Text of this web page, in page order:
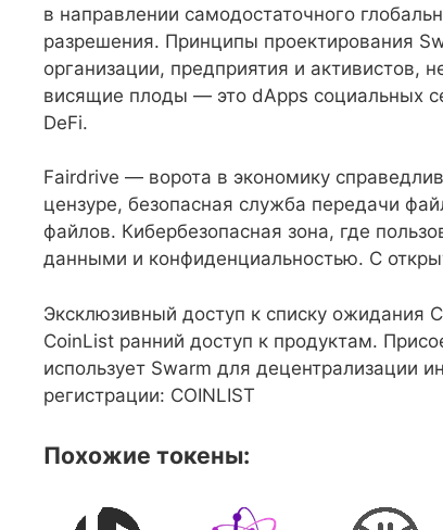
в направлении самодостаточного
разрешения. Принципы проектирования
организации, предприятия и активистов,
висящие плоды — это dApps социальных
DeFi.
Fairdrive — ворота в экономику
цензуре, безопасная служба передачи
файлов. Кибербезопасная зона, где
данными и конфиденциальностью. С
Эксклюзивный доступ к списку ожидания
CoinList ранний доступ к продуктам.
использует Swarm для децентрализации
регистрации: COINLIST
Похожие токены: